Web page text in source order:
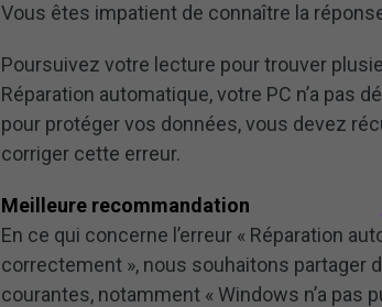
Vous êtes impatient de connaître la
Poursuivez votre lecture pour trouver
Réparation automatique, votre PC n’a pas
pour protéger vos données, vous devez
corriger cette erreur.
Meilleure recommandation
En ce qui concerne l’erreur « Réparation
correctement », nous souhaitons partager
courantes, notamment « Windows n’a pas